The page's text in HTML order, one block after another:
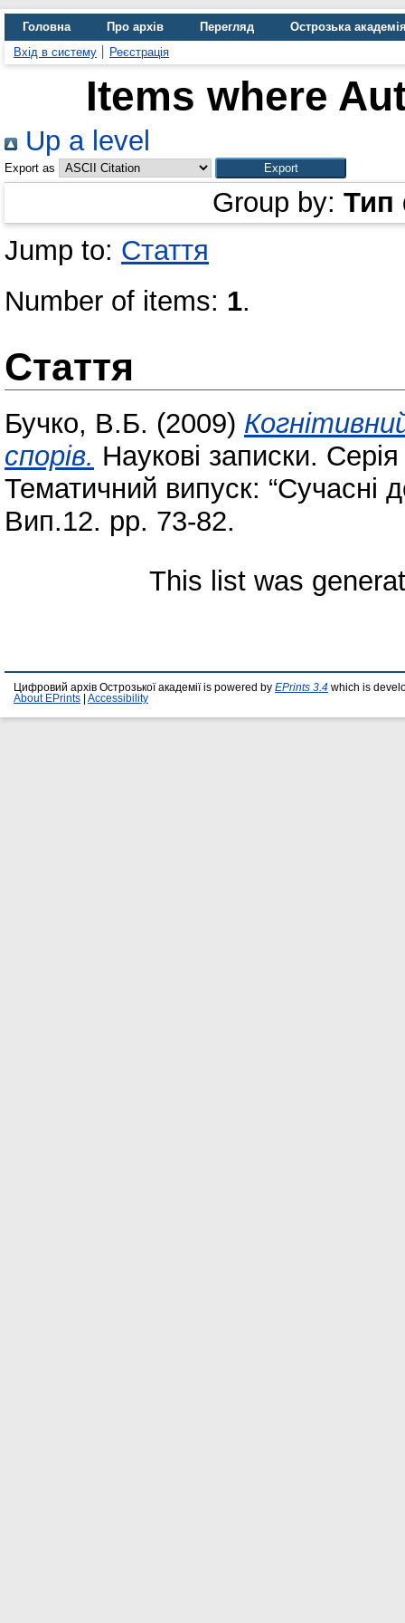
Головна Про архів Перегляд
Острозька
Вхід в систему
Реєстрація
Items where
Up a level
Export as
Group by: Тип
Jump to: Стаття
Number of items: 1.
Стаття
Бучко, В.Б. (2009)
спорів. Наукові записки. Серія
Тематичний випуск: “Сучасні
Вип.12. pp. 73-82.
This list was
Цифровий архів Острозької академії is powered by EPrints 3.4 which is
About EPrints
Accessibility